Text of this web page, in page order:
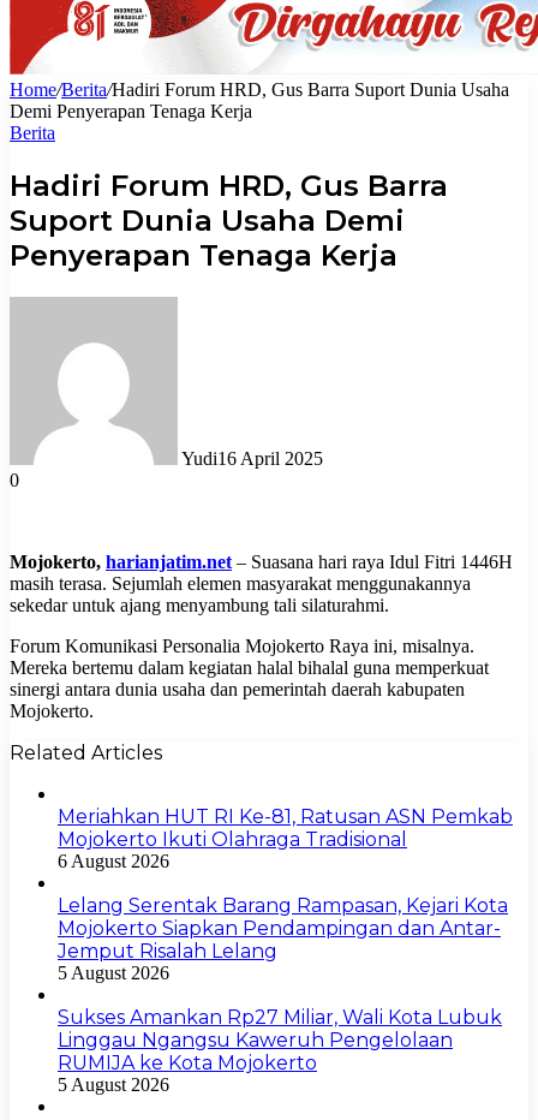
Home/Berita/Hadiri Forum HRD, Gus Barra Suport Dunia Usaha
Demi Penyerapan Tenaga Kerja
Berita
Hadiri Forum HRD, Gus Barra
Suport Dunia Usaha Demi
Penyerapan Tenaga Kerja
Yudi16 April 2025
0
Mojokerto, harianjatim.net – Suasana hari raya Idul Fitri 1446H
masih terasa. Sejumlah elemen masyarakat menggunakannya
sekedar untuk ajang menyambung tali silaturahmi.
Forum Komunikasi Personalia Mojokerto Raya ini, misalnya.
Mereka bertemu dalam kegiatan halal bihalal guna memperkuat
sinergi antara dunia usaha dan pemerintah daerah kabupaten
Mojokerto.
Related Articles
Meriahkan HUT RI Ke-81, Ratusan ASN Pemkab
Mojokerto Ikuti Olahraga Tradisional
6 August 2026
Lelang Serentak Barang Rampasan, Kejari Kota
Mojokerto Siapkan Pendampingan dan Antar-
Jemput Risalah Lelang
5 August 2026
Sukses Amankan Rp27 Miliar, Wali Kota Lubuk
Linggau Ngangsu Kaweruh Pengelolaan
RUMIJA ke Kota Mojokerto
5 August 2026